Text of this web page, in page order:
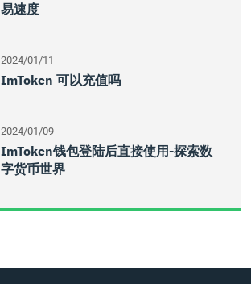
易速度
2024/01/11
ImToken 可以充值吗
2024/01/09
ImToken钱包登陆后直接使用-探索数
字货币世界